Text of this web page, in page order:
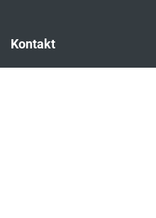
Kontakt